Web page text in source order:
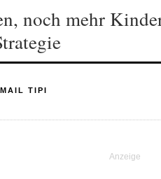
noch mehr
TIPI